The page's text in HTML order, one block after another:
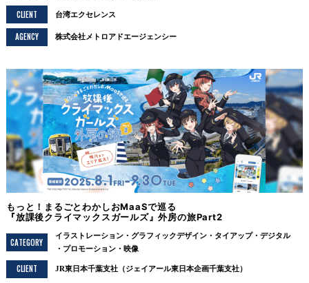
CLIENT
台湾エクセレンス
AGENCY 株式会社メトロアドエージェンシー
もっと！まるごとわかしおMaaSで巡る
『放課後クライマックスガールズ』外房の旅Part2
CATEGORY
イラストレーション グラフィックデザイン タイアップ
デジタル
プロモーション
映像
CLIENT JR東日本千葉支社（ジェイアール東日本企画千葉支社）